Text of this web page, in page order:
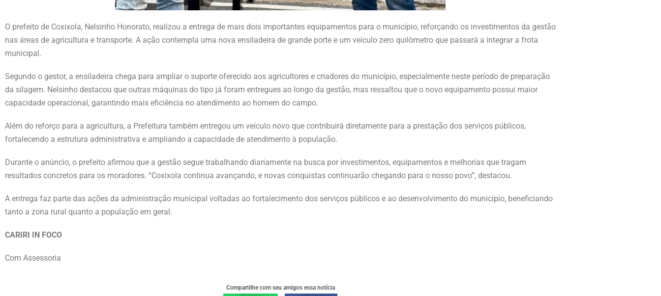
O prefeito de Coxixola, Nelsinho Honorato, realizou a entrega de mais dois importantes equipamentos para o município, reforçando os investimentos da gestão
nas áreas de agricultura e transporte. A ação contempla uma nova ensiladeira de grande porte e um veículo zero quilômetro que passará a integrar a frota
municipal.
Segundo o gestor, a ensiladeira chega para ampliar o suporte oferecido aos agricultores e criadores do município, especialmente neste período de preparação
da silagem. Nelsinho destacou que outras máquinas do tipo já foram entregues ao longo da gestão, mas ressaltou que o novo equipamento possui maior
capacidade operacional, garantindo mais eficiência no atendimento ao homem do campo.
Além do reforço para a agricultura, a Prefeitura também entregou um veículo novo que contribuirá diretamente para a prestação dos serviços públicos,
fortalecendo a estrutura administrativa e ampliando a capacidade de atendimento à população.
Durante o anúncio, o prefeito afirmou que a gestão segue trabalhando diariamente na busca por investimentos, equipamentos e melhorias que tragam
resultados concretos para os moradores. “Coxixola continua avançando, e novas conquistas continuarão chegando para o nosso povo”, destacou.
A entrega faz parte das ações da administração municipal voltadas ao fortalecimento dos serviços públicos e ao desenvolvimento do município, beneficiando
tanto a zona rural quanto a população em geral.
CARIRI IN FOCO
Com Assessoria
Compartilhe com seu amigos essa notícia